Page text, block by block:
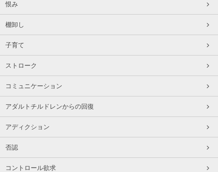
恨み
棚卸し
子育て
ストローク
コミュニケーション
アダルトチルドレンからの回復
アディクション
否認
コントロール欲求